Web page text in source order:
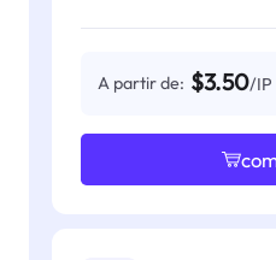
A partir de: $3.50/IP